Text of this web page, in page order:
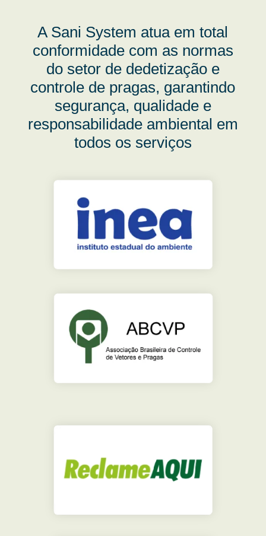
A Sani System atua em total
conformidade com as normas
do setor de dedetização e
controle de pragas, garantindo
segurança, qualidade e
responsabilidade ambiental em
todos os serviços